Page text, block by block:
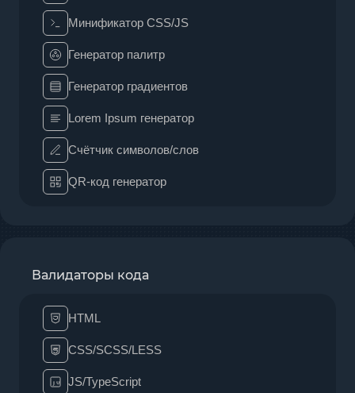
Минификатор CSS/JS
Генератор палитр
Генератор градиентов
Lorem Ipsum генератор
Счётчик символов/слов
QR-код генератор
Валидаторы кода
HTML
CSS/SCSS/LESS
JS/TypeScript